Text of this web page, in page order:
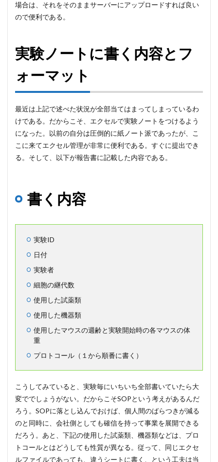
場合は、それをそのままサーバーにアップロードすれば良い
ので便利である。
実験ノートに書く内容とフ
ォーマット
最近は上記で述べた状況が全部当てはまってしまっているわ
けである。だからこそ、エクセルで実験ノートをつけるよう
になった。以前の自分は圧倒的に紙ノート派であったが、こ
こに来てエクセル管理が非常に便利である。すぐに提出でき
る。そして、以下が報告書に記載した内容である。
書く内容
実験ID
日付
実験者
細胞の継代数
使用した試薬類
使用した機器類
使用したマウスの週齢と実験開始時の各マウスの体
重
プロトコール（１から順番に書く）
こうしてみていると、実験毎にいちいち全部書いていたら大
変ででしょうがない。だからこそSOPという考えがあるんだ
ろう。SOPに落とし込んでおけば、個人間のばらつきが減る
のと同時に、会社側としても確信を持って事業を展開できる
だろう。あと、下記の使用した試薬類、機器類などは、プロ
トコールとはどうしても性質が異なる。従って、同じエクセ
ルファイルであっても、違うシートに書く、という工夫は当